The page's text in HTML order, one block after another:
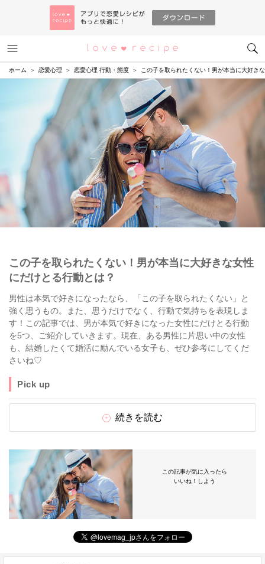
恋愛レシピ
ホーム 恋愛心理 恋愛心理 行動・態度 この子を取られたくない！男が本当に大好き
この子を取られたくない！男が本当に大好きな女性
にだけとる行動とは？
男性は本気で好きになったなら、「この子を取られたくない」と
強く思うもの。また、思うだけでなく、行動で気持ちを表現しま
す！この記事では、男が本気で好きになった女性にだけとる行動
を5つ、ご紹介していきます。現在、ある男性に片思い中の女性
も、結婚したくて婚活に励んでいる女子も、ぜひ参考にしてくだ
さいね♡
Pick up
続きを読む
この記事が気に入ったら
いいね！しよう